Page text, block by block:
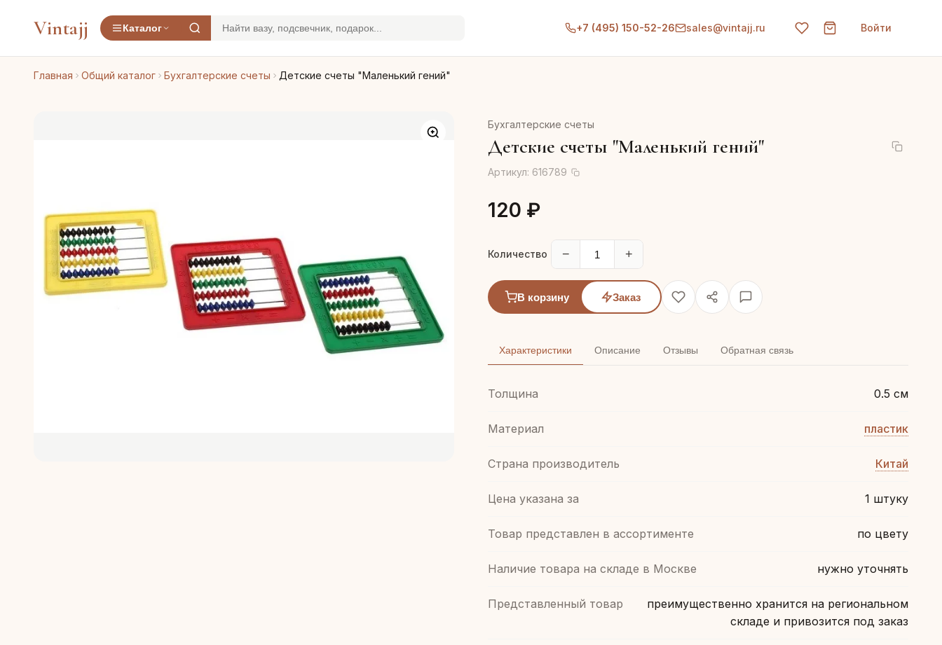
Vintajj Каталог +7 (495) 150-52-26 sales@vintajj.ru Войти
Главная Общий каталог Бухгалтерские счеты Детские счеты "Маленький гений"
Бухгалтерские счеты
Детские счеты "Маленький гений"
Артикул: 616789
120 ₽
Количество − +
В корзину Заказ
Характеристики Описание Отзывы Обратная связь
Толщина 0.5 см
Материал пластик
Страна производитель Китай
Цена указана за 1 штуку
Товар представлен в ассортименте по цвету
Наличие товара на складе в Москве нужно уточнять
Представленный товар
преимущественно хранится на региональном
складе и привозится под заказ